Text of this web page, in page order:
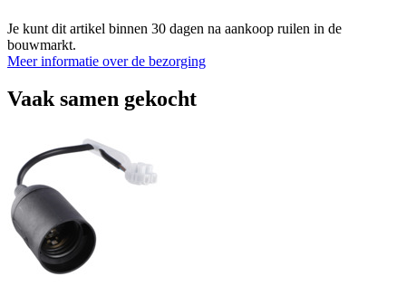
Je kunt dit artikel binnen 30 dagen na aankoop ruilen in de
bouwmarkt.
Meer informatie over de bezorging
Vaak samen gekocht